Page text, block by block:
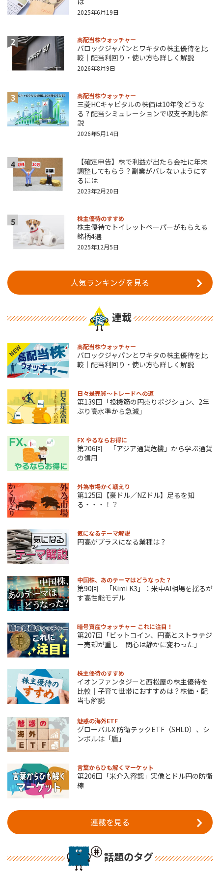
2025年6月19日
2 高配当株ウォッチャー
バロックジャパンとワキタの株主優待を比
較｜配当利回り・使い方も詳しく解説
2026年8月9日
3 高配当株ウォッチャー
三菱HCキャピタルの株価は10年後どうな
る？配当シミュレーションで収支予測も解
説
2026年5月14日
4
【確定申告】株で利益が出たら会社に年末
調整してもらう？副業がバレないようにす
るには
2023年2月20日
5 株主優待のすすめ
株主優待でトイレットペーパーがもらえる
銘柄4選
2025年12月5日
人気ランキングを見る
連載
NEW 高配当株ウォッチャー
バロックジャパンとワキタの株主優待を比
較｜配当利回り・使い方も詳しく解説
日々是売買～トレードへの道
第139回「投機筋の円売りポジション、2年
ぶり高水準から急減」
FX やるならお得に
第206回 「アジア通貨危機」から学ぶ通貨
の信用
外為市場かく戦えり
第125回【豪ドル／NZドル】足るを知
る・・・！？
気になるテーマ解説
円高がプラスになる業種は？
中国株、あのテーマはどうなった？
第90回 「Kimi K3」：米中AI相場を揺るが
す高性能モデル
暗号資産ウォッチャー これに注目！
第207回「ビットコイン、円高とストラテジ
ー売却が重し 関心は静かに変わった」
株主優待のすすめ
イオンファンタジーと西松屋の株主優待を
比較｜子育て世帯におすすめは？株価・配
当も解説
魅惑の海外ETF
グローバルX 防衛テックETF（SHLD）、シ
ンボルは「盾」
言葉からひも解くマーケット
第206回「米介入容認」実像とドル円の防衛
線
連載を見る
話題のタグ